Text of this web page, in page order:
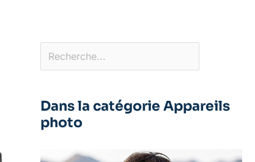
Dans la catégorie Appareils
photo